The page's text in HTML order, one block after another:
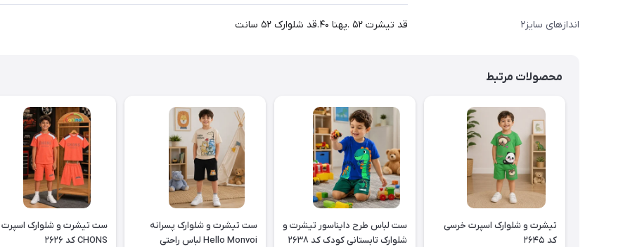
اندازهای سایز۲ قد تیشرت ۵۲ .پهنا ۴۰.قد شلوارک ۵۲ سانت
محصولات مرتبط
تیشرت و شلوارک اسپرت خرسی
کد ۲۶۴۵
ست لباس طرح دایناسور تیشرت و
شلوارک تابستانی کودک کد ۲۶۳۸
ست تیشرت و شلوارک پسرانه
Hello Monvoi لباس راحتی
ست تیشرت و شلوارک اسپرت
CHONS کد ۲۶۲۶